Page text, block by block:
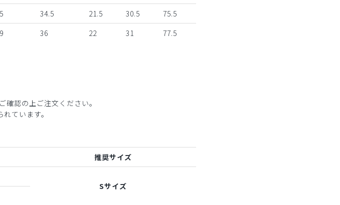
34.5 21.5 30.5
75.5
36 22 31 77.5
認の上ご注文ください。
ています。
推奨サイズ
Sサイズ